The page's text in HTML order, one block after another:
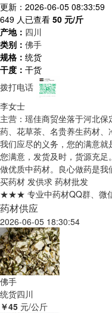
更新：2026-06-05 08:33:59
649 人已查看 50 元/斤
产地： 四川
类别： 佛手
规格： 统货
干度： 干货
拨打电话
李女士
主营：瑶佳商贸坐落于河北
药、花草茶、名贵养生药材
我们应尽的义务，您的满意
您满意，发货及时，货源充
做优质中药材。良心做药是我
买药材 发供求 药材批发
★★★ 专业中药材QQ群、
药材供应
2026-06-05 18:30:54
佛手
统货四川
￥45 元/公斤